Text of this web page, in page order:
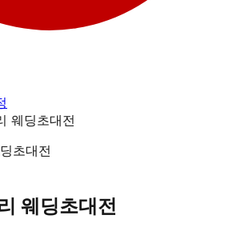
웨딩초대전
웨딩초대전